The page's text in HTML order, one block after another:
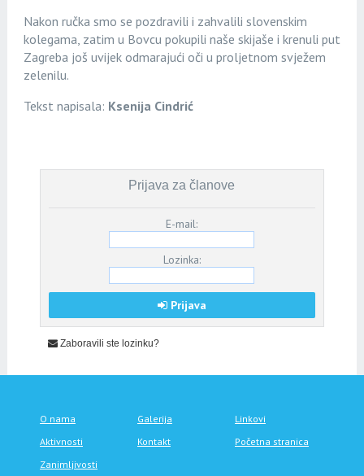
Nakon ručka smo se pozdravili i zahvalili slovenskim
kolegama, zatim u Bovcu pokupili naše skijaše i krenuli put
Zagreba još uvijek odmarajući oči u proljetnom svježem
zelenilu.
Tekst napisala: Ksenija Cindrić
Prijava za članove
E-mail:
Lozinka:
Prijava
Zaboravili ste lozinku?
O nama Galerija
Linkovi
Aktivnosti
Kontakt
Početna stranica
Zanimljivosti